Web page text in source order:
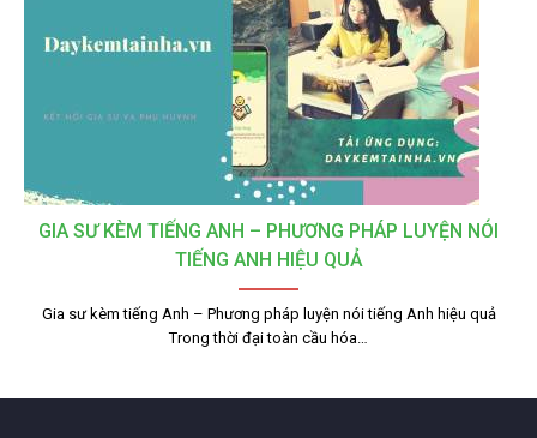
GIA SƯ KÈM TIẾNG ANH – PHƯƠNG PHÁP LUYỆN NÓI
TIẾNG ANH HIỆU QUẢ
Gia sư kèm tiếng Anh – Phương pháp luyện nói tiếng Anh hiệu quả
Trong thời đại toàn cầu hóa…